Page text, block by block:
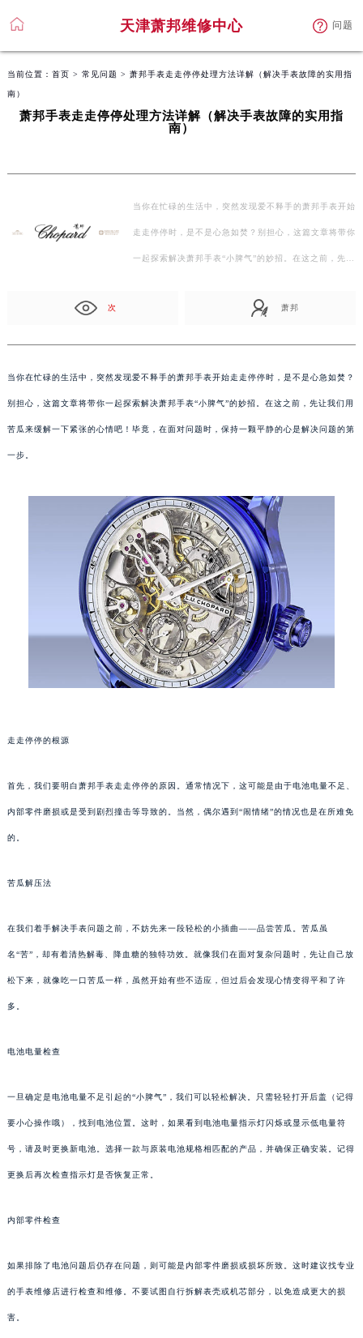
天津萧邦维修中心 问题
当前位置： 首页 > 常见问题 > 萧邦手表走走停停处理方法详解（解决手表故障的实用指
南）
萧邦手表走走停停处理方法详解（解决手表故障的实用指
南）
当你在忙碌的生活中，突然发现爱不释手的萧邦手表开始
走走停停时，是不是心急如焚？别担心，这篇文章将带你
一起探索解决萧邦手表“小脾气”的妙招。在这之前，先
次 萧邦
当你在忙碌的生活中，突然发现爱不释手的萧邦手表开始走走停停时，是不是心急如焚？
别担心，这篇文章将带你一起探索解决萧邦手表“小脾气”的妙招。在这之前，先让我们用
苦瓜来缓解一下紧张的心情吧！毕竟，在面对问题时，保持一颗平静的心是解决问题的第
一步。
走走停停的根源
首先，我们要明白萧邦手表走走停停的原因。通常情况下，这可能是由于电池电量不足、
内部零件磨损或是受到剧烈撞击等导致的。当然，偶尔遇到“闹情绪”的情况也是在所难免
的。
苦瓜解压法
在我们着手解决手表问题之前，不妨先来一段轻松的小插曲——品尝苦瓜。苦瓜虽
名“苦”，却有着清热解毒、降血糖的独特功效。就像我们在面对复杂问题时，先让自己放
松下来，就像吃一口苦瓜一样，虽然开始有些不适应，但过后会发现心情变得平和了许
多。
电池电量检查
一旦确定是电池电量不足引起的“小脾气”，我们可以轻松解决。只需轻轻打开后盖（记得
要小心操作哦），找到电池位置。这时，如果看到电池电量指示灯闪烁或显示低电量符
号，请及时更换新电池。选择一款与原装电池规格相匹配的产品，并确保正确安装。记得
更换后再次检查指示灯是否恢复正常。
内部零件检查
如果排除了电池问题后仍存在问题，则可能是内部零件磨损或损坏所致。这时建议找专业
的手表维修店进行检查和维修。不要试图自行拆解表壳或机芯部分，以免造成更大的损
害。